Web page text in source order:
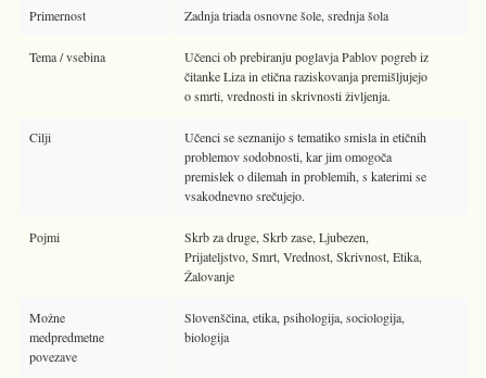
Primernost Zadnja triada osnovne šole, srednja šola
Tema / vsebina
Učenci ob prebiranju poglavja Pablov pogreb iz
čitanke Liza in etična raziskovanja premišljujejo
o smrti, vrednosti in skrivnosti življenja.
Cilji
Učenci se seznanijo s tematiko smisla in etičnih
problemov sodobnosti, kar jim omogoča
premislek o dilemah in problemih, s katerimi se
vsakodnevno srečujejo.
Pojmi
Skrb za druge, Skrb zase, Ljubezen,
Prijateljstvo, Smrt, Vrednost, Skrivnost, Etika,
Žalovanje
Možne
medpredmetne
povezave
Slovenščina, etika, psihologija, sociologija,
biologija